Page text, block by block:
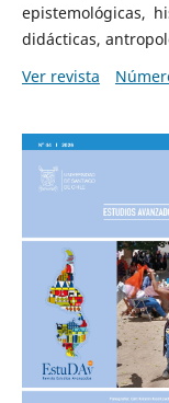
epistemológicas,
didácticas,
Ver revista